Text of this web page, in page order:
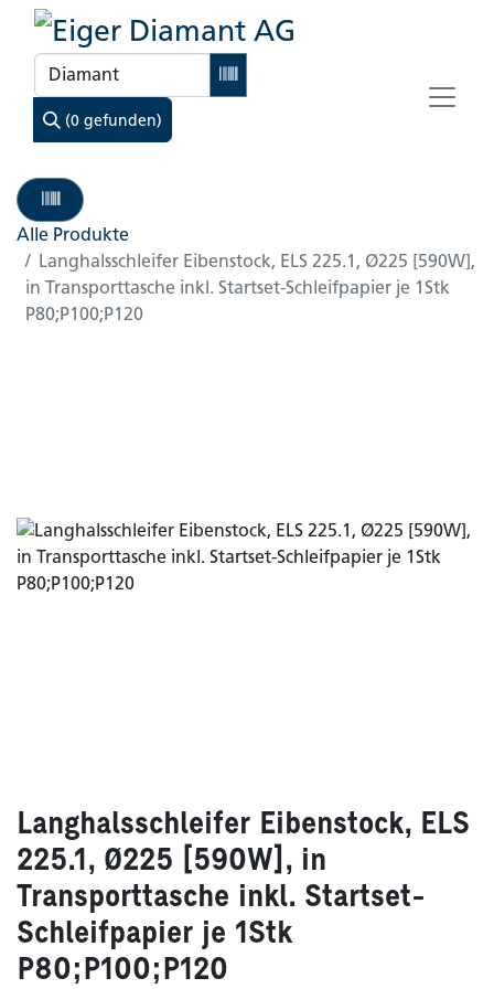
(0 gefunden)
Alle Produkte
Langhalsschleifer Eibenstock, ELS 225.1, Ø225 [590W],
in Transporttasche inkl. Startset-Schleifpapier je 1Stk
P80;P100;P120
Langhalsschleifer Eibenstock, ELS
225.1, Ø225 [590W], in
Transporttasche inkl. Startset-
Schleifpapier je 1Stk
P80;P100;P120